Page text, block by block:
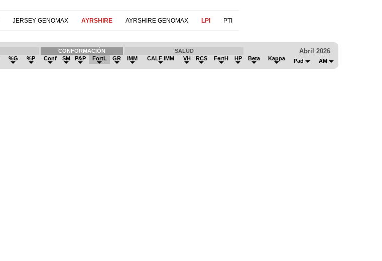
JERSEY GENOMAX AYRSHIRE AYRSHIRE GENOMAX LPI PTI
CONFORMACIÓN SALUD Abril 2026
%G %P Conf SM P&P FortL GR IMM CALF IMM VH RCS FertH HP Beta Kappa Pad AM